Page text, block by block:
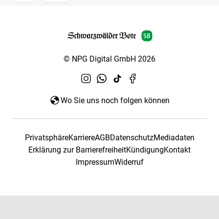
© NPG Digital GmbH 2026
Wo Sie uns noch folgen können
PrivatsphäreKarriereAGBDatenschutzMediadaten
Erklärung zur BarrierefreiheitKündigungKontakt
ImpressumWiderruf